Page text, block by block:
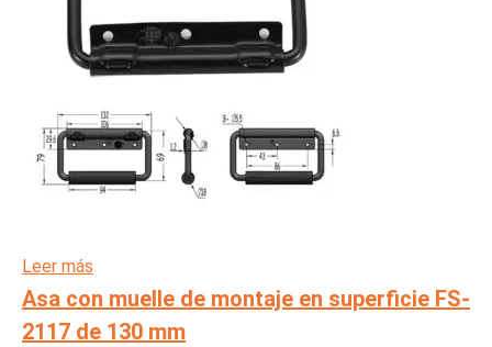
Leer más
Asa con muelle de montaje en superficie FS-
2117 de 130 mm